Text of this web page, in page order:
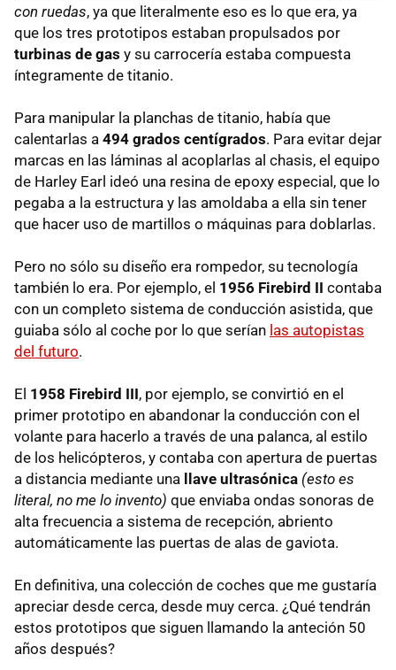
con ruedas, ya que literalmente eso es lo que era, ya
que los tres prototipos estaban propulsados por
turbinas de gas y su carrocería estaba compuesta
íntegramente de titanio.
Para manipular la planchas de titanio, había que
calentarlas a 494 grados centígrados. Para evitar dejar
marcas en las láminas al acoplarlas al chasis, el equipo
de Harley Earl ideó una resina de epoxy especial, que lo
pegaba a la estructura y las amoldaba a ella sin tener
que hacer uso de martillos o máquinas para doblarlas.
Pero no sólo su diseño era rompedor, su tecnología
también lo era. Por ejemplo, el 1956 Firebird II contaba
con un completo sistema de conducción asistida, que
guiaba sólo al coche por lo que serían las autopistas
del futuro.
El 1958 Firebird III, por ejemplo, se convirtió en el
primer prototipo en abandonar la conducción con el
volante para hacerlo a través de una palanca, al estilo
de los helicópteros, y contaba con apertura de puertas
a distancia mediante una llave ultrasónica (esto es
literal, no me lo invento) que enviaba ondas sonoras de
alta frecuencia a sistema de recepción, abriento
automáticamente las puertas de alas de gaviota.
En definitiva, una colección de coches que me gustaría
apreciar desde cerca, desde muy cerca. ¿Qué tendrán
estos prototipos que siguen llamando la anteción 50
años después?